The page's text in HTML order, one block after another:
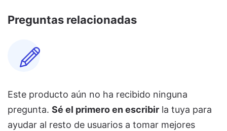
Preguntas relacionadas
Este producto aún no ha recibido ninguna
pregunta. Sé el primero en escribir la tuya para
ayudar al resto de usuarios a tomar mejores